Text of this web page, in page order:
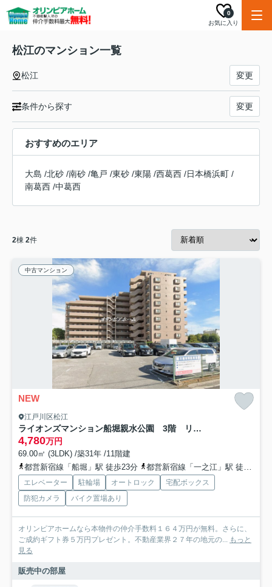
お気に入り
0
松江のマンション一覧
松江 変更
条件から探す 変更
おすすめのエリア
大島 /北砂 /南砂 /亀戸 /東砂 /東陽 /西葛西 /日本橋浜町 /
南葛西 /中葛西
2棟 2件
中古マンション
NEW
江戸川区松江
ライオンズマンション船堀親水公園 3階 リ ノベーション済
4,780万円
69.00㎡ (3LDK) /築31年 /11階建
都営新宿線「船堀」駅 徒歩23分
都営新宿線「一之江」駅 徒歩25分
エレベーター 駐輪場 オートロック
宅配ボックス
防犯カメラ
バイク置場あり
オリンピアホームなら本物件の仲介手数料１６４万円が無料。さらに、
ご成約ギフト券５万円プレゼント。不動産業界２７年の地元の... もっと
見る
販売中の部屋